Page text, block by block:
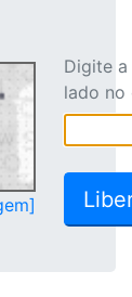
Digite
lado no